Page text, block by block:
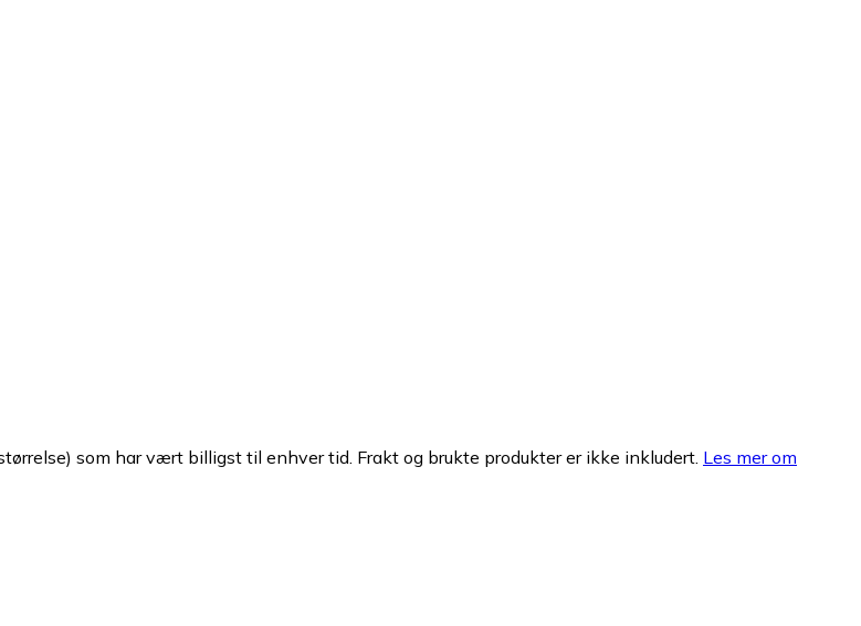
som har vært billigst til enhver tid. Frakt og brukte produkter er ikke inkludert. Les mer om